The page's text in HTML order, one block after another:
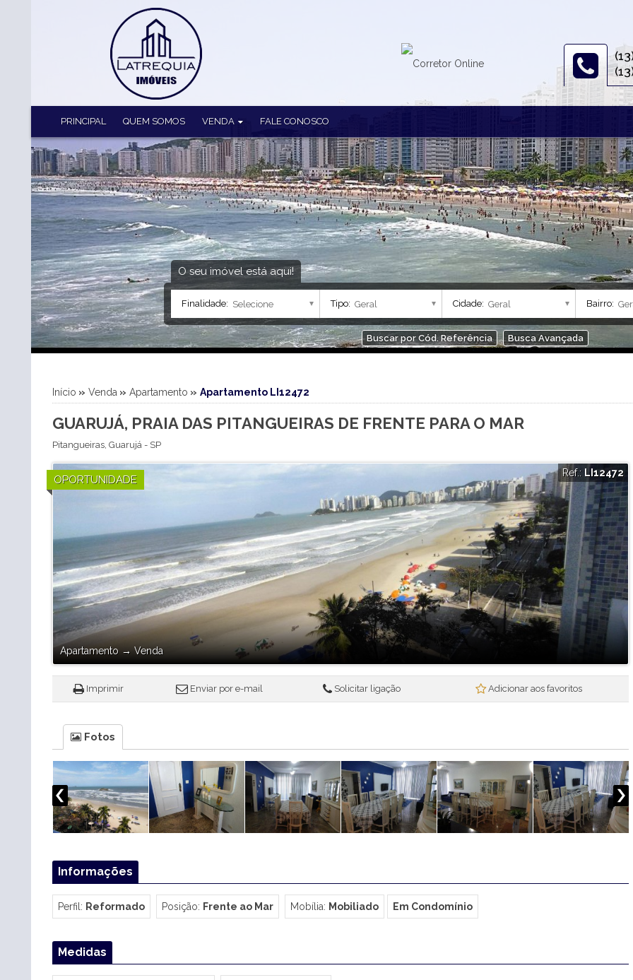
PRINCIPAL QUEM SOMOS VENDA
Apartamento (221)
Apartamento Alto Padrão (38)
Apartamento Duplex (1)
Cobertura (8)
Cobertura Duplex (10)
Cobertura Triplex (2)
Flat (9)
Lote (1)
FALE CONOSCO
O seu imóvel está aqui!
Finalidade: Tipo: Cidade: Bairro:
Buscar por Cód. Referência Busca Avançada
Início » Venda » Apartamento » Apartamento LI12472
GUARUJÁ, PRAIA DAS PITANGUEIRAS DE FRENTE PARA O MAR
Pitangueiras, Guarujá- SP
OPORTUNIDADE
Apartamento → Venda
Ref.: LI12472
Imprimir Enviar por e-mail Solicitar ligação Adicionar aos favoritos
Fotos
Informações
Perfil: Reformado Posição: Frente ao Mar Mobília: Mobiliado Em Condomínio
Medidas